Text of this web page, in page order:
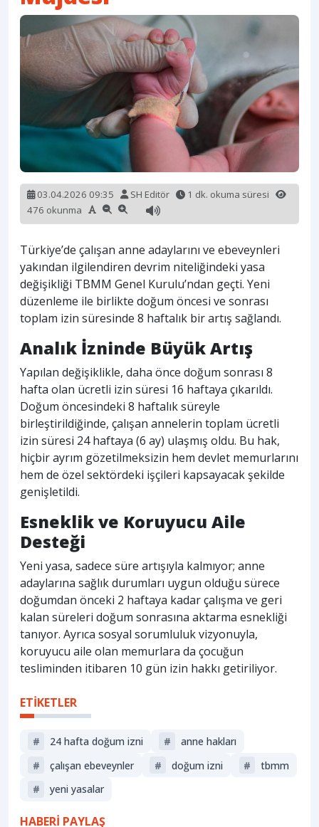
03.04.2026 09:35 SH Editör
1 dk. okuma süresi
476 okunma
Türkiye’de çalışan anne adaylarını ve ebeveynleri
yakından ilgilendiren devrim niteliğindeki yasa
değişikliği TBMM Genel Kurulu’ndan geçti. Yeni
düzenleme ile birlikte doğum öncesi ve sonrası
toplam izin süresinde 8 haftalık bir artış sağlandı.
Analık İzninde Büyük Artış
Yapılan değişiklikle, daha önce doğum sonrası 8
hafta olan ücretli izin süresi 16 haftaya çıkarıldı.
Doğum öncesindeki 8 haftalık süreyle
birleştirildiğinde, çalışan annelerin toplam ücretli
izin süresi 24 haftaya (6 ay) ulaşmış oldu. Bu hak,
hiçbir ayrım gözetilmeksizin hem devlet memurlarını
hem de özel sektördeki işçileri kapsayacak şekilde
genişletildi.
Esneklik ve Koruyucu Aile
Desteği
Yeni yasa, sadece süre artışıyla kalmıyor; anne
adaylarına sağlık durumları uygun olduğu sürece
doğumdan önceki 2 haftaya kadar çalışma ve geri
kalan süreleri doğum sonrasına aktarma esnekliği
tanıyor. Ayrıca sosyal sorumluluk vizyonuyla,
koruyucu aile olan memurlara da çocuğun
tesliminden itibaren 10 gün izin hakkı getiriliyor.
ETİKETLER
# 24 hafta doğum izni #
anne hakları
#
çalışan ebeveynler # doğum izni #
tbmm
#
yeni yasalar
HABERİ PAYLAŞ